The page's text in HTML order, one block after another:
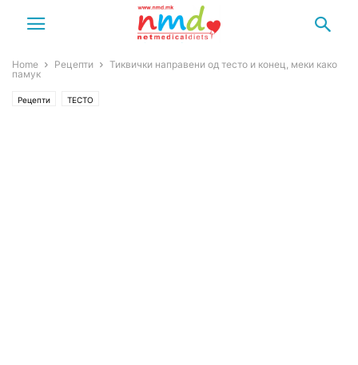
Home Рецепти
Тиквички направени од тесто и конец, меки како
памук
Рецепти ТЕСТО